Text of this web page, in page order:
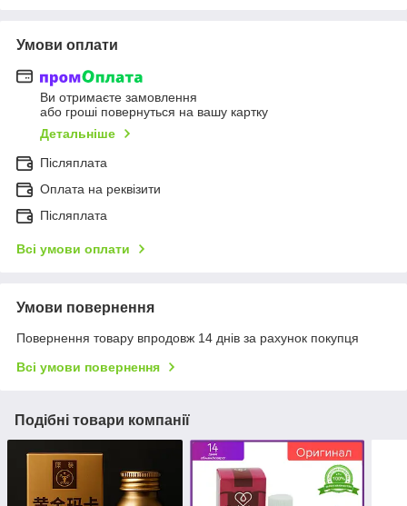
Умови оплати
Ви отримаєте замовлення
або гроші повернуться на вашу картку
Детальніше
Післяплата
Оплата на реквізити
Післяплата
Всі умови оплати
Умови повернення
Повернення товару впродовж 14 днів за рахунок покупця
Всі умови повернення
Подібні товари компанії